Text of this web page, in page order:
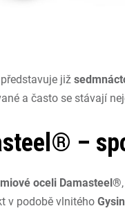
představuje již
a často se stávají
–
oceli Damasteel®
v podobě vlnitého